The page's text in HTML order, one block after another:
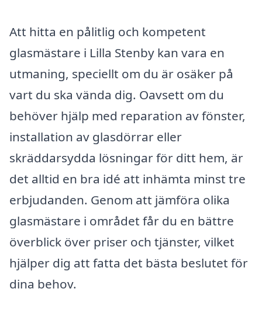
Att hitta en pålitlig och kompetent
glasmästare i Lilla Stenby kan vara en
utmaning, speciellt om du är osäker på
vart du ska vända dig. Oavsett om du
behöver hjälp med reparation av fönster,
installation av glasdörrar eller
skräddarsydda lösningar för ditt hem, är
det alltid en bra idé att inhämta minst tre
erbjudanden. Genom att jämföra olika
glasmästare i området får du en bättre
överblick över priser och tjänster, vilket
hjälper dig att fatta det bästa beslutet för
dina behov.